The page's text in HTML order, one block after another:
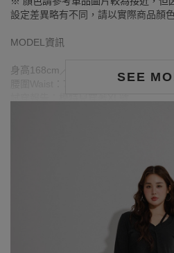
SEE
設定差異略有不同，請以實際商品顏
MODEL資訊
身高168cm／胸圍Bust：90cm
腰圍Waist：71cm／臀圍hips：99cm